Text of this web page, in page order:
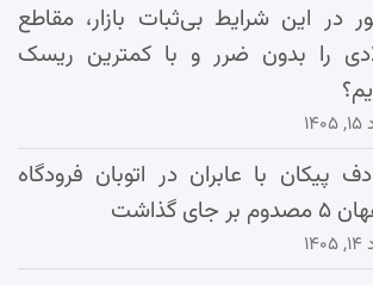
در این شرایط بی‌ثبات بازار، مقاطع
را بدون ضرر و با کمترین ریسک
پیکان با عابران در اتوبان فرودگاه
جای گذاشت